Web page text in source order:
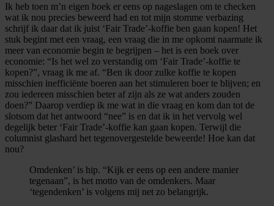
Ik heb toen m’n eigen boek er eens op nageslagen om te checken
wat ik nou precies beweerd had en tot mijn stomme verbazing
schrijf ik daar dat ik juist ‘Fair Trade’-koffie ben gaan kopen! Het
stuk begint met een vraag, een vraag die in me opkomt naarmate ik
meer van economie begin te begrijpen – het is een boek over
economie: “Is het wel zo verstandig om ‘Fair Trade’-koffie te
kopen?”, vraag ik me af. “Ben ik door zulke koffie te kopen
misschien inefficiënte boeren aan het stimuleren boer te blijven; en
zou iedereen misschien beter af zijn als ze wat anders zouden
doen?” Daarop verdiep ik me wat in die vraag en kom dan tot de
slotsom dat het antwoord “nee” is en dat ik in het vervolg wel
degelijk beter ‘Fair Trade’-koffie kan gaan kopen. Terwijl die
columnist glashard het tegenovergestelde beweerde! Hoe kan dat
nou?
Omdenken’ is hip. “Kijk er eens op een andere manier
tegenaan”, is het motto van de omdenkers. Maar
‘tegendenken’ is volgens mij net zo belangrijk.